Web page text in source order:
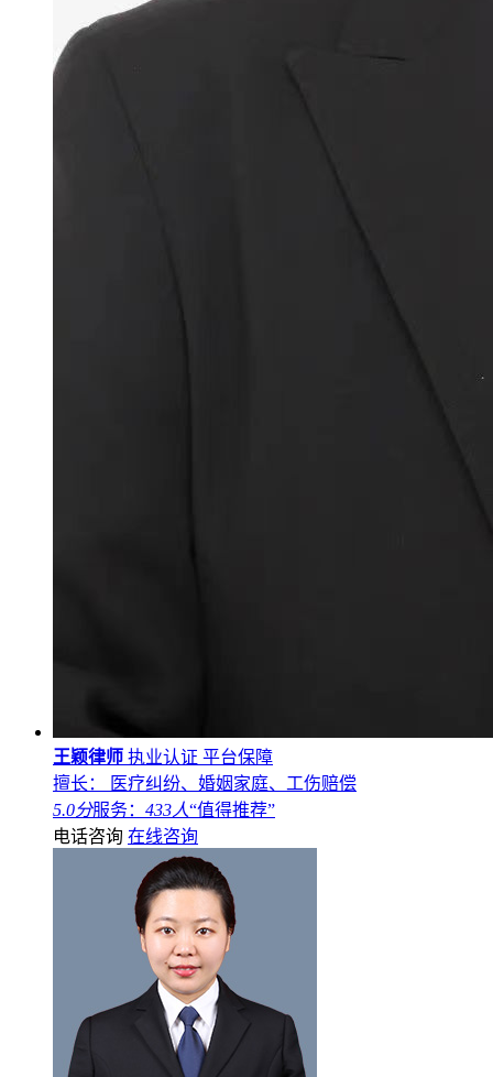
王颖律师 执业认证 平台保障
擅长： 医疗纠纷、婚姻家庭、工伤赔偿
5.0分服务： 433人“值得推荐”
电话咨询 在线咨询